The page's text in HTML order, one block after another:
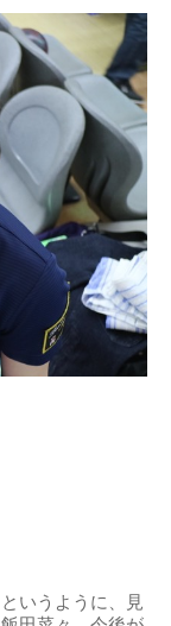
いうように、見